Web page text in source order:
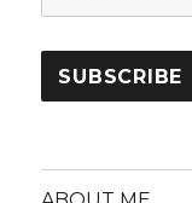
Address
SUBSCRIBE